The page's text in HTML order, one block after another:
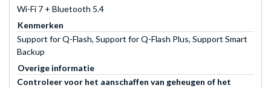
Wi-Fi 7 + Bluetooth 5.4
Kenmerken
Support for Q-Flash, Support for Q-Flash Plus, Support Smart
Backup
Overige informatie
Controleer voor het aanschaffen van geheugen of het